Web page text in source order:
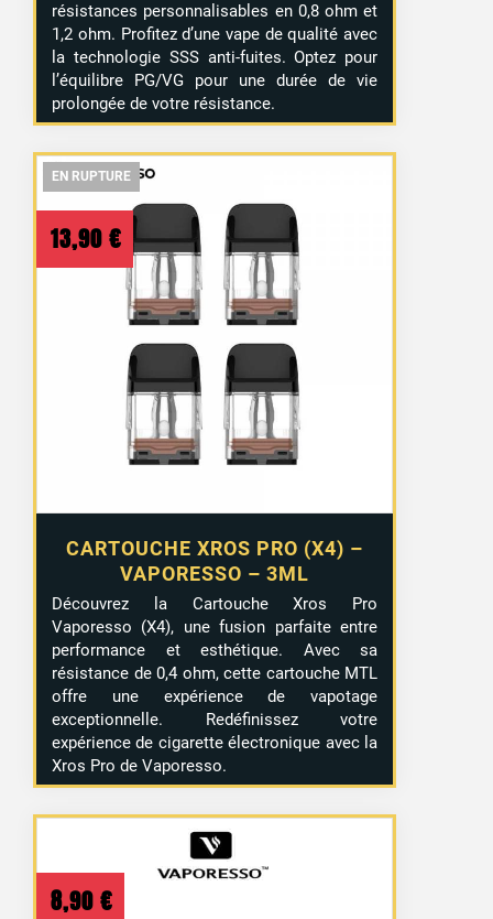
résistances personnalisables en 0,8 ohm et
1,2 ohm. Profitez d’une vape de qualité avec
la technologie SSS anti-fuites. Optez pour
l’équilibre PG/VG pour une durée de vie
prolongée de votre résistance.
EN RUPTURE
EN RUPTURE
CARTOUCHE XROS PRO (X4) –
VAPORESSO – 3ML
13,90 €
Découvrez la Cartouche Xros Pro
Vaporesso (X4), une fusion parfaite entre
performance et esthétique. Avec sa
résistance de 0,4 ohm, cette cartouche MTL
offre une expérience de vapotage
exceptionnelle. Redéfinissez votre
expérience de cigarette électronique avec la
Xros Pro de Vaporesso.
EN RUPTURE
8,90 €